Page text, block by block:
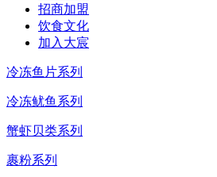
招商加盟
饮食文化
加入大宸
冷冻鱼片系列
冷冻鱿鱼系列
蟹虾贝类系列
裹粉系列